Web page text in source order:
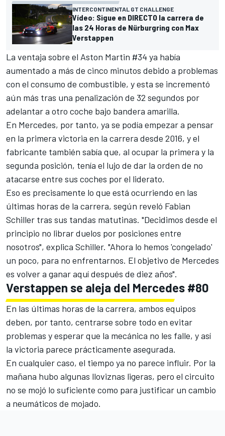
INTERCONTINENTAL GT CHALLENGE
Vídeo: Sigue en DIRECTO la carrera de
las 24 Horas de Nürburgring con Max
Verstappen
La ventaja sobre el Aston Martin #34 ya había
aumentado a más de cinco minutos debido a problemas
con el consumo de combustible, y esta se incrementó
aún más tras una penalización de 32 segundos por
adelantar a otro coche bajo bandera amarilla.
En Mercedes, por tanto, ya se podía empezar a pensar
en la primera victoria en la carrera desde 2016, y el
fabricante también sabía que, al ocupar la primera y la
segunda posición, tenía el lujo de dar la orden de no
atacarse entre sus coches por el liderato.
Eso es precisamente lo que está ocurriendo en las
últimas horas de la carrera, según reveló Fabian
Schiller tras sus tandas matutinas. "Decidimos desde el
principio no librar duelos por posiciones entre
nosotros", explica Schiller. "Ahora lo hemos 'congelado'
un poco, para no enfrentarnos. El objetivo de Mercedes
es volver a ganar aquí después de diez años".
Verstappen se aleja del Mercedes #80
En las últimas horas de la carrera, ambos equipos
deben, por tanto, centrarse sobre todo en evitar
problemas y esperar que la mecánica no les falle, y así
la victoria parece prácticamente asegurada.
En cualquier caso, el tiempo ya no parece influir. Por la
mañana hubo algunas lloviznas ligeras, pero el circuito
no se mojó lo suficiente como para justificar un cambio
a neumáticos de mojado.